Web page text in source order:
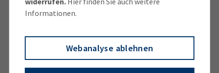
Informationen.
Webanalyse ablehnen